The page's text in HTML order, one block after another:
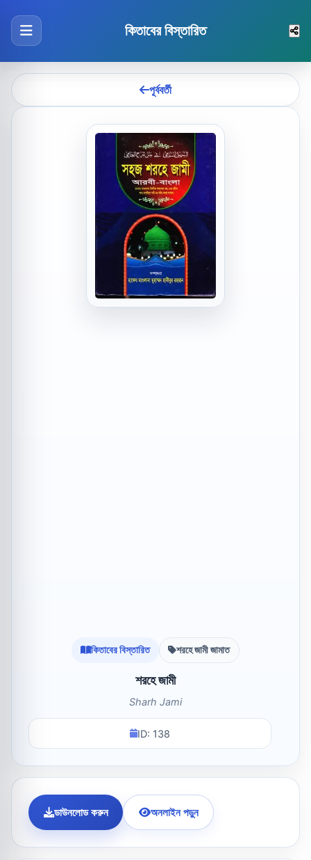
কিতাবের বিস্তারিত
পূর্ববর্তী
কিতাবের বিস্তারিত শরহে জামী জামাত
শরহে জামী
Sharh Jami
ID: 138
ডাউনলোড করুন অনলাইন পড়ুন